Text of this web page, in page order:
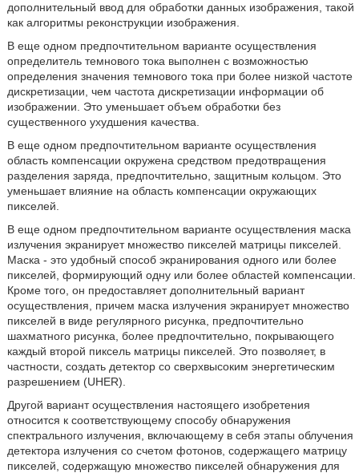
дополнительный ввод для обработки данных изображения, такой
как алгоритмы реконструкции изображения.
В еще одном предпочтительном варианте осуществления
определитель темнового тока выполнен с возможностью
определения значения темнового тока при более низкой частоте
дискретизации, чем частота дискретизации информации об
изображении. Это уменьшает объем обработки без
существенного ухудшения качества.
В еще одном предпочтительном варианте осуществления
область компенсации окружена средством предотвращения
разделения заряда, предпочтительно, защитным кольцом. Это
уменьшает влияние на область компенсации окружающих
пикселей.
В еще одном предпочтительном варианте осуществления маска
излучения экранирует множество пикселей матрицы пикселей.
Маска - это удобный способ экранирования одного или более
пикселей, формирующий одну или более областей компенсации.
Кроме того, он предоставляет дополнительный вариант
осуществления, причем маска излучения экранирует множество
пикселей в виде регулярного рисунка, предпочтительно
шахматного рисунка, более предпочтительно, покрывающего
каждый второй пиксель матрицы пикселей. Это позволяет, в
частности, создать детектор со сверхвысоким энергетическим
разрешением (UHER).
Другой вариант осуществления настоящего изобретения
относится к соответствующему способу обнаружения
спектрального излучения, включающему в себя этапы облучения
детектора излучения со счетом фотонов, содержащего матрицу
пикселей, содержащую множество пикселей обнаружения для